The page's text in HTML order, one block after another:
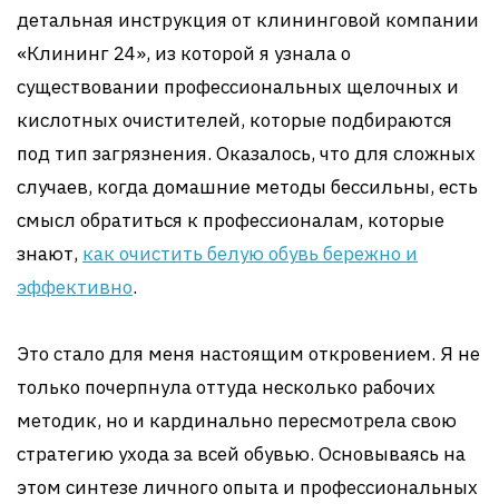
детальная инструкция от клининговой компании
«Клининг 24», из которой я узнала о
существовании профессиональных щелочных и
кислотных очистителей, которые подбираются
под тип загрязнения. Оказалось, что для сложных
случаев, когда домашние методы бессильны, есть
смысл обратиться к профессионалам, которые
знают, как очистить белую обувь бережно и
эффективно.
Это стало для меня настоящим откровением. Я не
только почерпнула оттуда несколько рабочих
методик, но и кардинально пересмотрела свою
стратегию ухода за всей обувью. Основываясь на
этом синтезе личного опыта и профессиональных